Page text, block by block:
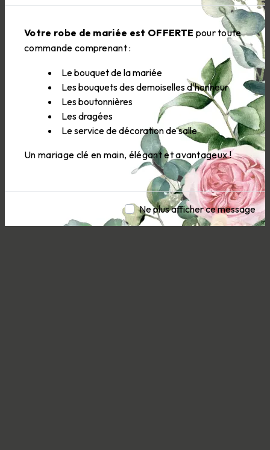
Votre robe de mariée est OFFERTE pour toute
commande comprenant :
Le bouquet de la mariée
Les bouquets des demoiselles d'honneur
Les boutonnières
Les dragées
Le service de décoration de salle
Un mariage clé en main, élégant et avantageux !
Ne plus afficher ce message